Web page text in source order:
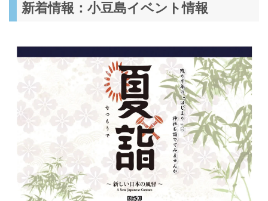
新着情報：小豆島イベント情報